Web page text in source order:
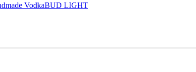
VodkaBUD LIGHT